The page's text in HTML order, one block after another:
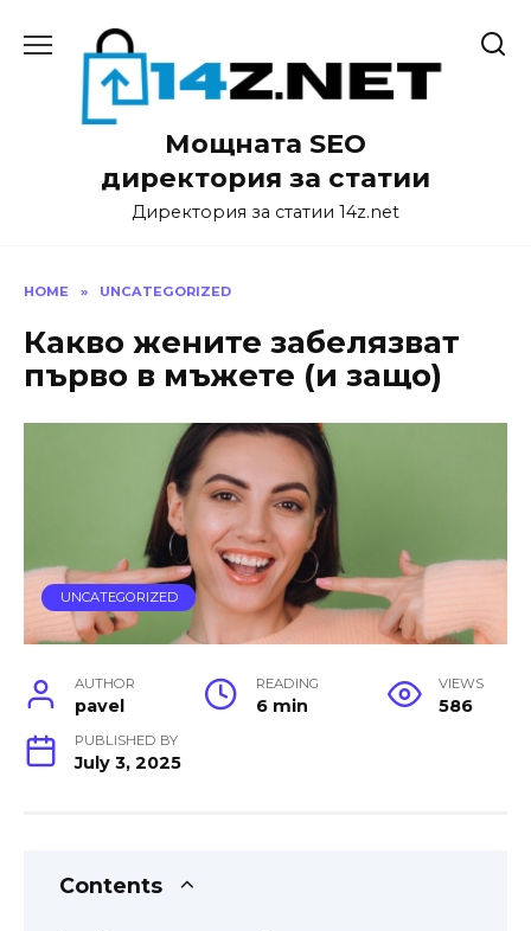
Мощната SEO
директория за статии
Директория за статии 14z.net
HOME » UNCATEGORIZED
Какво жените забелязват
първо в мъжете (и защо)
UNCATEGORIZED
AUTHOR
pavel
READING
6 min
VIEWS
586
PUBLISHED BY
July 3, 2025
Contents